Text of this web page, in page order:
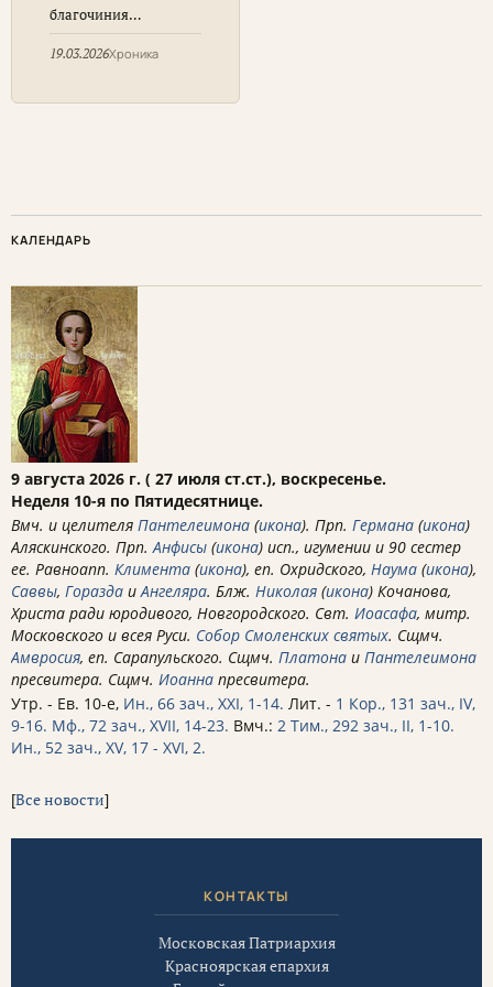
выбору модуля
ОРКСЭ
благочиния
продолжает посещать
родительские
19.03.2026Хроника
КАЛЕНДАРЬ
9 августа 2026 г. ( 27 июля ст.ст.), воскресенье.
Неделя 10-я по Пятидесятнице.
Вмч. и целителя Пантелеимона (икона). Прп. Германа (икона)
Аляскинского. Прп.Анфисы (икона) исп., игумении и 90 сестер
ее. Равноапп. Климента (икона), еп. Охридского, Наума (икона),
Саввы, Горазда иАнгеляра. Блж. Николая (икона) Кочанова,
Христа ради юродивого, Новгородского. Свт. Иоасафа, митр.
Московского и всея Руси. Собор Смоленских святых. Сщмч.
Амвросия, еп. Сарапульского. Сщмч. Платона и Пантелеимона
пресвитера. Сщмч. Иоанна пресвитера.
Утр. - Ев. 10-е, Ин., 66 зач., XXI, 1-14. Лит. - 1 Кор., 131 зач., IV,
9-16. Мф., 72 зач., XVII, 14-23. Вмч.: 2 Тим., 292 зач., II, 1-10.
Ин., 52 зач., XV, 17 - XVI, 2.
[Все новости]
КОНТАКТЫ
Московская Патриархия
Красноярская епархия